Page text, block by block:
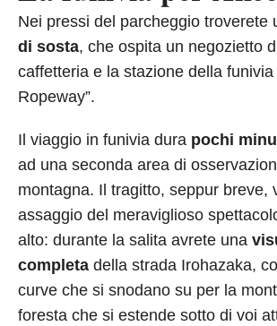
Nei pressi del parcheggio troverete
di sosta, che ospita un negozietto
caffetteria e la stazione della funivia
Ropeway”.
Il viaggio in funivia dura pochi
ad una seconda area di
montagna. Il tragitto, seppur breve,
assaggio del meraviglioso
alto: durante la salita avrete una
completa della strada Irohazaka,
curve che si snodano su per la
foresta che si estende sotto di voi